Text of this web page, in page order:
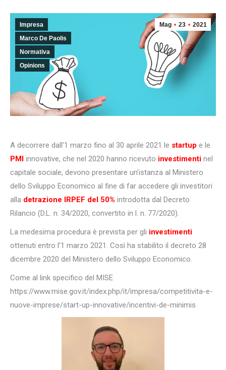
Mag 23 2021
Impresa
Marco De Paolis
Normativa
Opinions
A decorrere dall’1 marzo fino al 30 aprile 2021 le startup e le
PMI innovative, che nel 2020 hanno ricevuto investimenti nel
capitale sociale, devono presentare un’istanza al Ministero
dello Sviluppo Economico al fine di far accedere gli investitori
alla detrazione IRPEF del 50% introdotta dal Decreto
Rilancio (D.L. n. 34/2020, convertito in l. n. 77/2020).
La medesima procedura è prevista per gli investimenti
ottenuti entro l’1 marzo 2021. Così ha stabilito il decreto 28
dicembre 2020 del Ministero dello Sviluppo Economico.
Come al link specifico del MISE
https://www.mise.gov.it/index.php/it/impresa/competitivita-e-
nuove-imprese/start-up-innovative/incentivi-de-minimis